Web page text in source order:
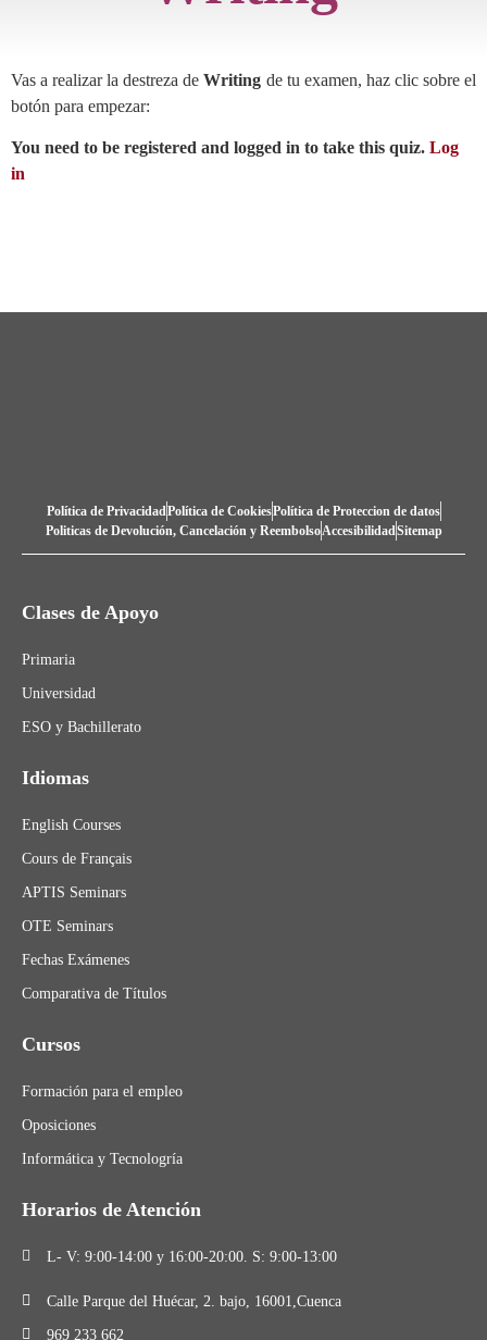
Vas a realizar la destreza deWriting de tu examen, haz clic sobre el
botón para empezar:
You need to be registered and logged in to take this quiz. Log
in
Política de PrivacidadPolítica de CookiesPolítica de Proteccion de datos
Politicas de Devolución, Cancelación y ReembolsoAccesibilidadSitemap
Clases de Apoyo
Primaria
Universidad
ESO y Bachillerato
Idiomas
English Courses
Cours de Français
APTIS Seminars
OTE Seminars
Fechas Exámenes
Comparativa de Títulos
Cursos
Formación para el empleo
Oposiciones
Informática y Tecnologría
Horarios de Atención
L- V: 9:00-14:00 y 16:00-20:00. S: 9:00-13:00
Calle Parque del Huécar, 2. bajo, 16001,Cuenca
969 233 662